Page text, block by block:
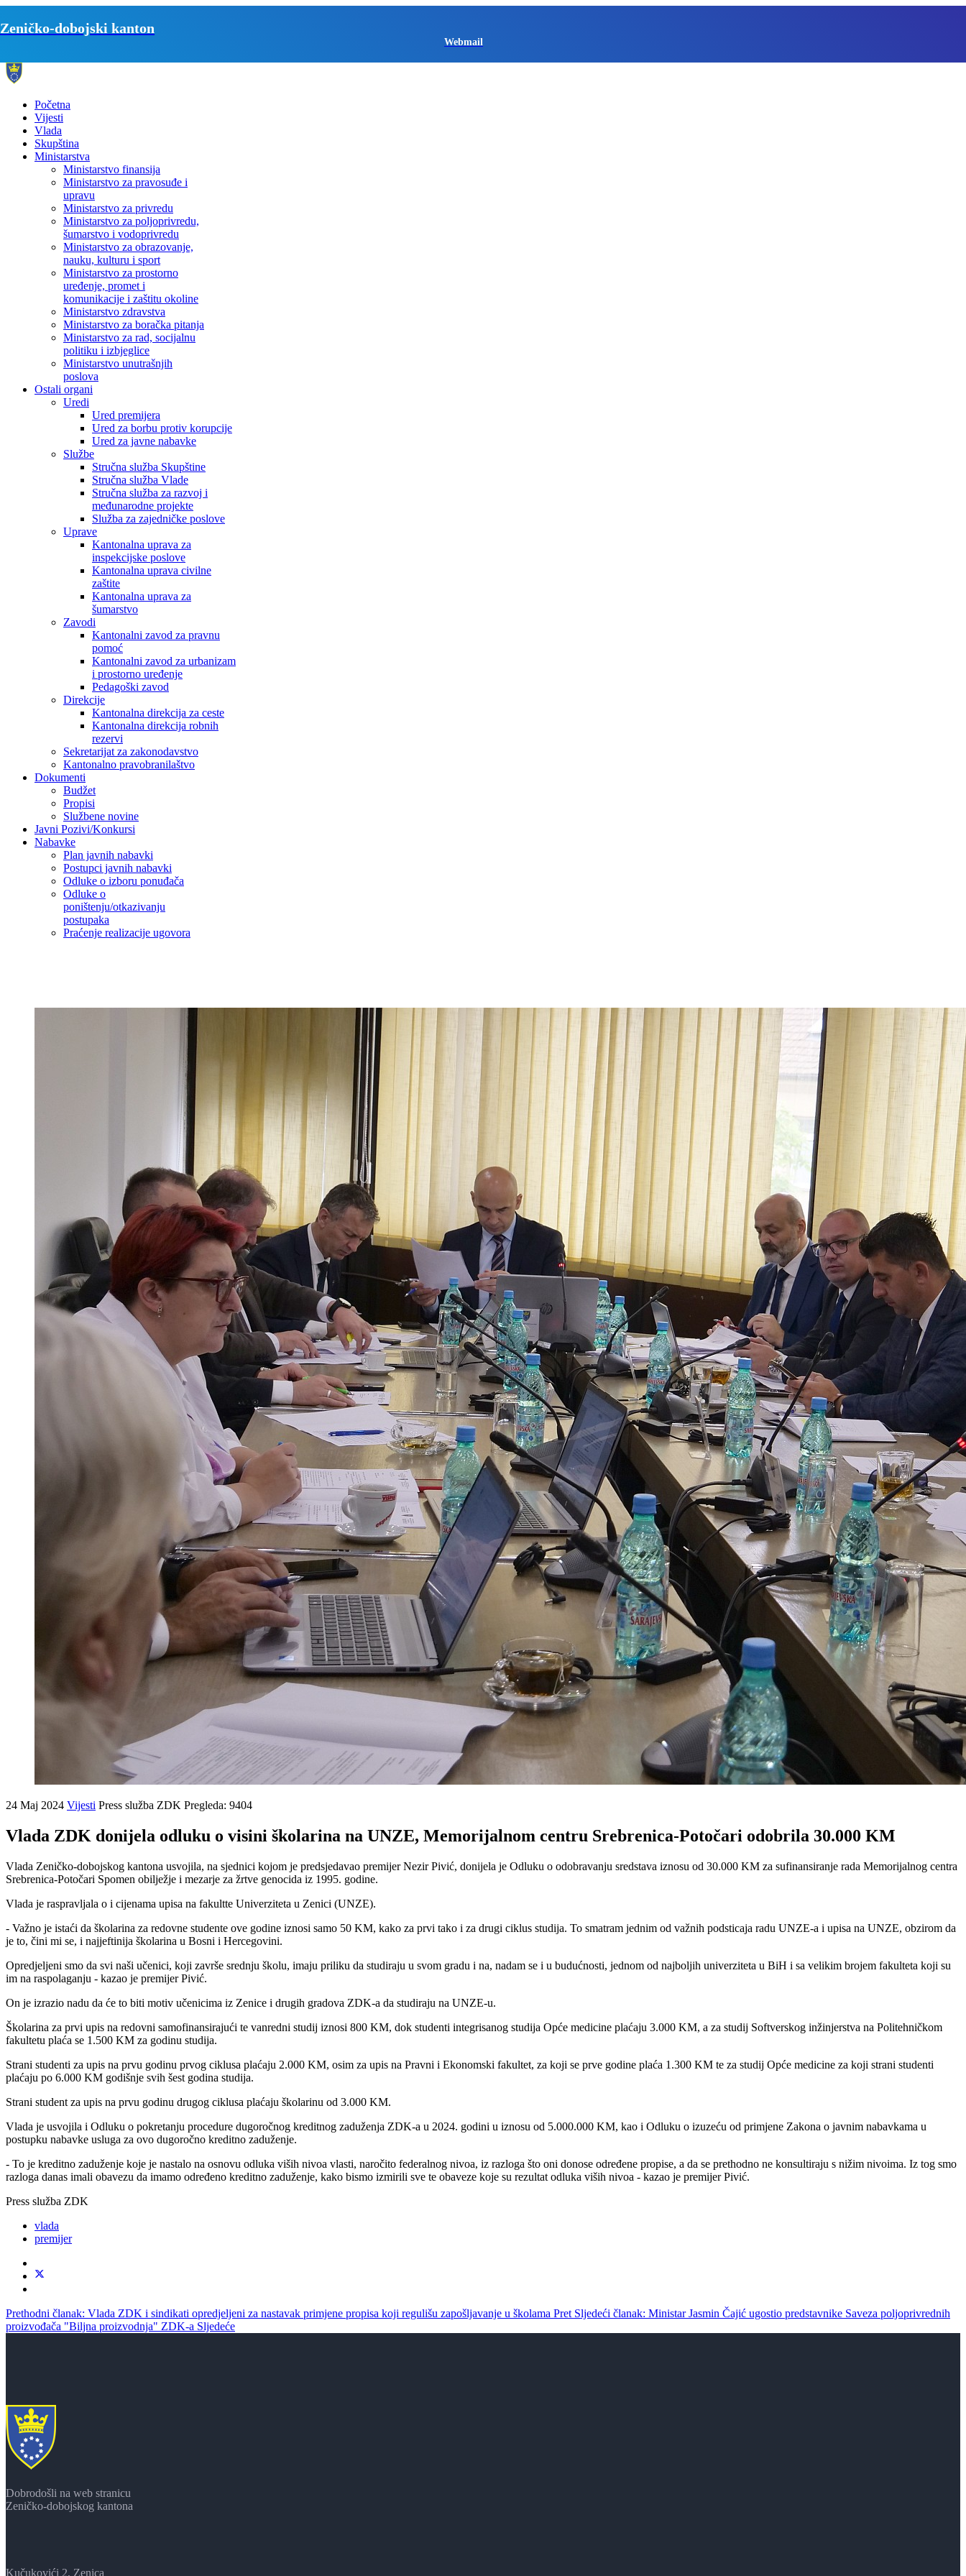
Zeničko-dobojski kanton
Webmail
Početna
Vijesti
Vlada
Skupština
Ministarstva
Ministarstvo finansija
Ministarstvo za pravosuđe i
upravu
Ministarstvo za privredu
Ministarstvo za poljoprivredu,
šumarstvo i vodoprivredu
Ministarstvo za obrazovanje,
nauku, kulturu i sport
Ministarstvo za prostorno
uređenje, promet i
komunikacije i zaštitu okoline
Ministarstvo zdravstva
Ministarstvo za boračka pitanja
Ministarstvo za rad, socijalnu
politiku i izbjeglice
Ministarstvo unutrašnjih
poslova
Ostali organi
Uredi
Ured premijera
Ured za borbu protiv korupcije
Ured za javne nabavke
Službe
Stručna služba Skupštine
Stručna služba Vlade
Stručna služba za razvoj i
međunarodne projekte
Služba za zajedničke poslove
Uprave
Kantonalna uprava za
inspekcijske poslove
Kantonalna uprava civilne
zaštite
Kantonalna uprava za
šumarstvo
Zavodi
Kantonalni zavod za pravnu
pomoć
Kantonalni zavod za urbanizam
i prostorno uređenje
Pedagoški zavod
Direkcije
Kantonalna direkcija za ceste
Kantonalna direkcija robnih
rezervi
Sekretarijat za zakonodavstvo
Kantonalno pravobranilaštvo
Dokumenti
Budžet
Propisi
Službene novine
Javni Pozivi/Konkursi
Nabavke
Plan javnih nabavki
Postupci javnih nabavki
Odluke o izboru ponuđača
Odluke o
poništenju/otkazivanju
postupaka
Praćenje realizacije ugovora
24 Maj 2024 Vijesti Press služba ZDK Pregleda: 9404
Vlada ZDK donijela odluku o visini školarina na UNZE, Memorijalnom centru Srebrenica-Potočari odobrila 30.000 KM
Vlada Zeničko-dobojskog kantona usvojila, na sjednici kojom je predsjedavao premijer Nezir Pivić, donijela je Odluku o odobravanju sredstava iznosu od 30.000 KM za sufinansiranje rada Memorijalnog centra
Srebrenica-Potočari Spomen obilježje i mezarje za žrtve genocida iz 1995. godine.
Vlada je raspravljala o i cijenama upisa na fakultte Univerziteta u Zenici (UNZE).
- Važno je istaći da školarina za redovne studente ove godine iznosi samo 50 KM, kako za prvi tako i za drugi ciklus studija. To smatram jednim od važnih podsticaja radu UNZE-a i upisa na UNZE, obzirom da
je to, čini mi se, i najjeftinija školarina u Bosni i Hercegovini.
Opredjeljeni smo da svi naši učenici, koji završe srednju školu, imaju priliku da studiraju u svom gradu i na, nadam se i u budućnosti, jednom od najboljih univerziteta u BiH i sa velikim brojem fakulteta koji su
im na raspolaganju - kazao je premijer Pivić.
On je izrazio nadu da će to biti motiv učenicima iz Zenice i drugih gradova ZDK-a da studiraju na UNZE-u.
Školarina za prvi upis na redovni samofinansirajući te vanredni studij iznosi 800 KM, dok studenti integrisanog studija Opće medicine plaćaju 3.000 KM, a za studij Softverskog inžinjerstva na Politehničkom
fakultetu plaća se 1.500 KM za godinu studija.
Strani studenti za upis na prvu godinu prvog ciklusa plaćaju 2.000 KM, osim za upis na Pravni i Ekonomski fakultet, za koji se prve godine plaća 1.300 KM te za studij Opće medicine za koji strani studenti
plaćaju po 6.000 KM godišnje svih šest godina studija.
Strani student za upis na prvu godinu drugog ciklusa plaćaju školarinu od 3.000 KM.
Vlada je usvojila i Odluku o pokretanju procedure dugoročnog kreditnog zaduženja ZDK-a u 2024. godini u iznosu od 5.000.000 KM, kao i Odluku o izuzeću od primjene Zakona o javnim nabavkama u
postupku nabavke usluga za ovo dugoročno kreditno zaduženje.
- To je kreditno zaduženje koje je nastalo na osnovu odluka viših nivoa vlasti, naročito federalnog nivoa, iz razloga što oni donose određene propise, a da se prethodno ne konsultiraju s nižim nivoima. Iz tog smo
razloga danas imali obavezu da imamo određeno kreditno zaduženje, kako bismo izmirili sve te obaveze koje su rezultat odluka viših nivoa - kazao je premijer Pivić.
Press služba ZDK
vlada
premijer
Prethodni članak: Vlada ZDK i sindikati opredjeljeni za nastavak primjene propisa koji regulišu zapošljavanje u školama Pret Sljedeći članak: Ministar Jasmin Čajić ugostio predstavnike Saveza poljoprivrednih
proizvođača "Biljna proizvodnja" ZDK-a Sljedeće
Dobrodošli na web stranicu
Zeničko-dobojskog kantona
Kučukovići 2, Zenica